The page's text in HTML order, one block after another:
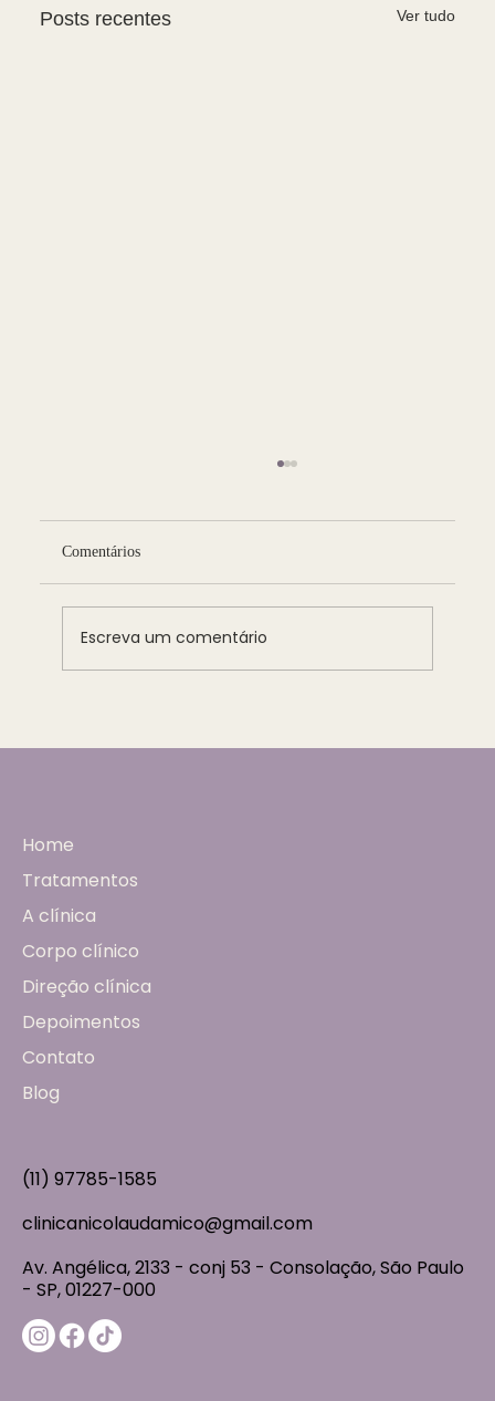
Posts recentes Ver tudo
Comentários
Escreva um comentário
Home
Tratamentos
A clínica
Corpo clínico
Direção clínica
Depoimentos
Contato
Blog
(11) 97785-1585
clinicanicolaudamico@gmail.com
Av. Angélica, 2133 - conj 53 - Consolação, São Paulo
- SP, 01227-000